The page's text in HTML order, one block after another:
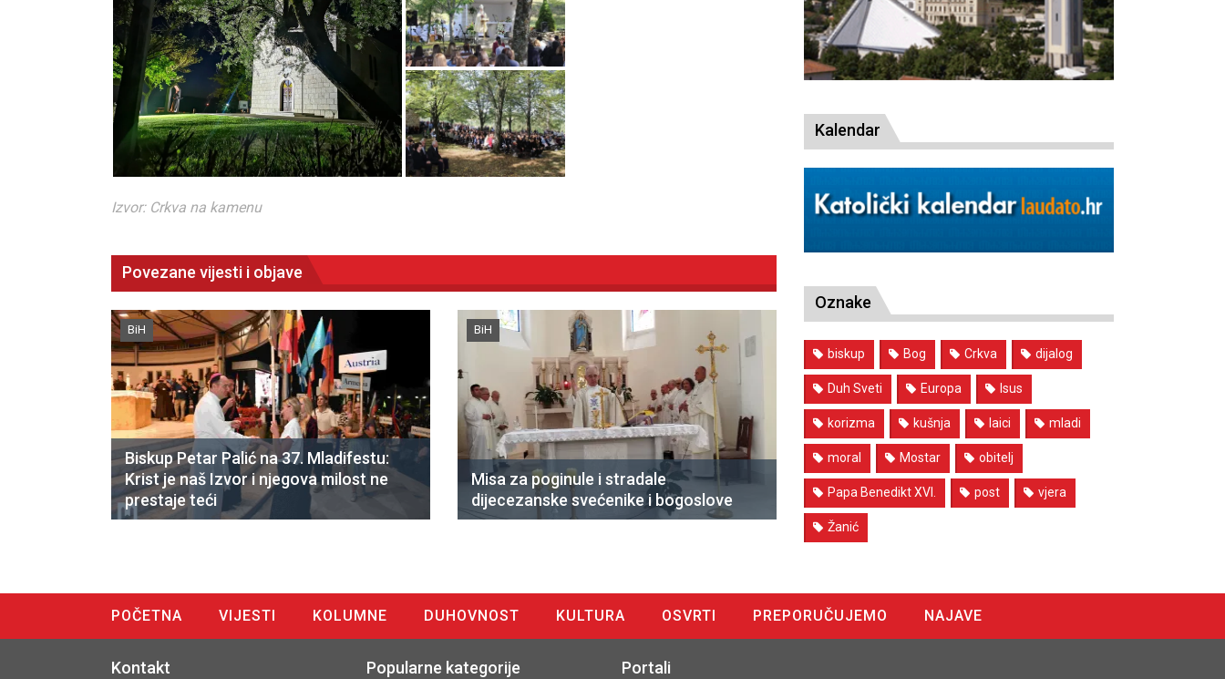
Izvor: Crkva na kamenu
Povezane vijesti i objave
BiH
Biskup Petar Palić na 37. Mladifestu:
Krist je naš Izvor i njegova milost ne
prestaje teći
BiH
Misa za poginule i stradale
dijecezanske svećenike i bogoslove
Kalendar
Oznake
biskup Bog Crkva dijalog
Duh Sveti Europa Isus
korizma kušnja laici mladi
moral Mostar obitelj
Papa Benedikt XVI. post vjera
Žanić
POČETNA VIJESTI KOLUMNE DUHOVNOST KULTURA OSVRTI PREPORUČUJEMO
NAJAVE
Kontakt Popularne kategorije Portali